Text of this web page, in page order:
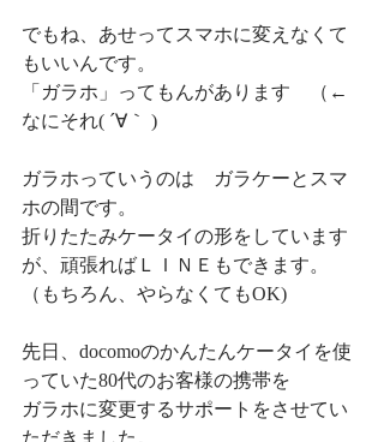
でもね、あせってスマホに変えなくて
もいいんです。
「ガラホ」ってもんがあります　（←
なにそれ( ´∀｀ )
ガラホっていうのは　ガラケーとスマ
ホの間です。
折りたたみケータイの形をしています
が、頑張ればＬＩＮＥもできます。
（もちろん、やらなくてもOK)
先日、docomoのかんたんケータイを使
っていた80代のお客様の携帯を
ガラホに変更するサポートをさせてい